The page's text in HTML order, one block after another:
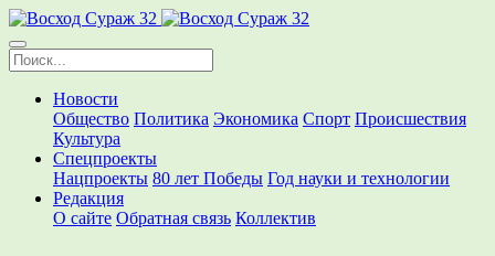
Новости
Общество Политика Экономика Спорт Происшествия
Культура
Спецпроекты
Нацпроекты 80 лет Победы Год науки и технологии
Редакция
О сайте Обратная связь Коллектив